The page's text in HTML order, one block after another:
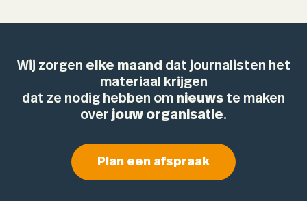
Wij zorgen elke maand dat journalisten het
materiaal krijgen
dat ze nodig hebben om nieuws te maken
over jouw organisatie.
Plan een afspraak